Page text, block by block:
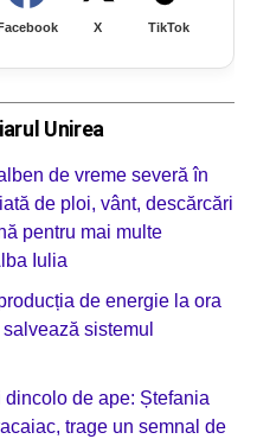
X TikTok
Unirea
de vreme severă în
de ploi, vânt, descărcări
pentru mai multe
Iulia
de energie la ora
sistemul
de ape: Ștefania
trage un semnal de